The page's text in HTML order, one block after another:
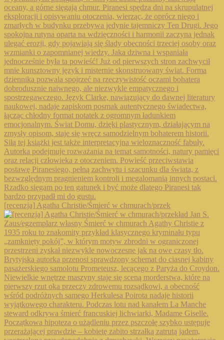
[recenzja] Agatha Christie/Śmierć w chmurach/przek